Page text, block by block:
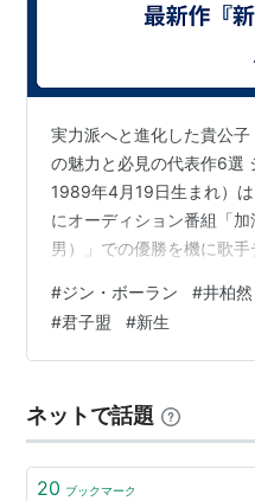
実力派へと進化した貴公子
の魅力と必見の代表作6選
1989年4月19日生まれ）
にオーディション番組「
男）」での優勝を機に歌
メ界を代表するスターで
ジー映画『捉妖記（モンス
で24億2800万元の興行収
た。端正で都会的なルッ
なる表情を見せる「カメ
#ジン・ボーラン #井柏然
#君子盟 #新生
ネットで話題
20 ブックマーク